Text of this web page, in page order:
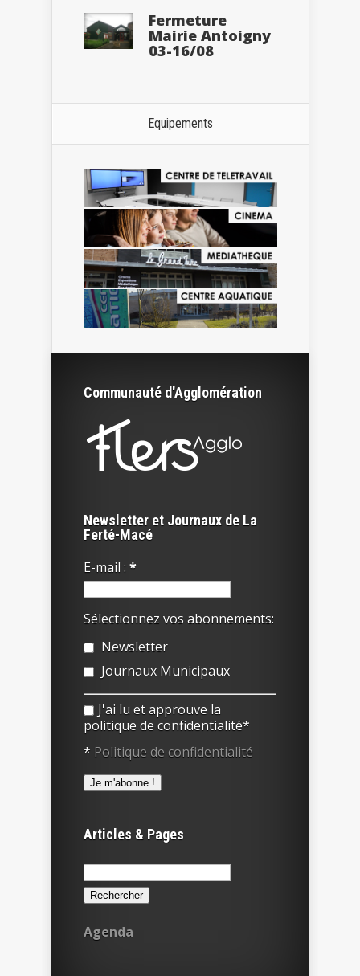
Fermeture
Mairie Antoigny
03-16/08
Equipements
Communauté d'Agglomération
Newsletter et Journaux de La
Ferté-Macé
E-mail : *
Sélectionnez vos abonnements:
Newsletter
Journaux Municipaux
J'ai lu et approuve la
politique de confidentialité*
* Politique de confidentialité
Articles & Pages
Rechercher :
Agenda